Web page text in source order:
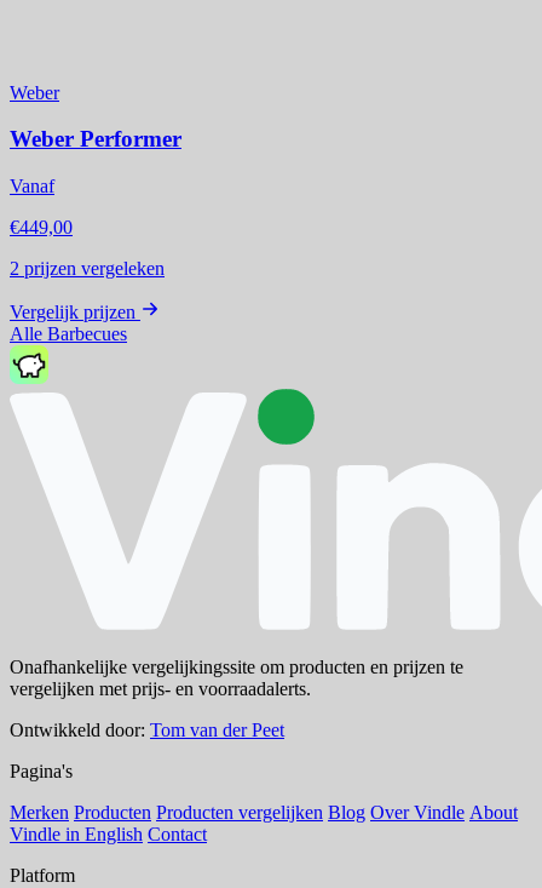
Weber
Weber Performer
Vanaf
€449,00
2 prijzen vergeleken
Vergelijk prijzen
Alle Barbecues
Onafhankelijke vergelijkingssite om producten en prijzen te
vergelijken met prijs- en voorraadalerts.
Ontwikkeld door: Tom van der Peet
Pagina's
Merken Producten Producten vergelijken Blog Over Vindle About
Vindle in English Contact
Platform